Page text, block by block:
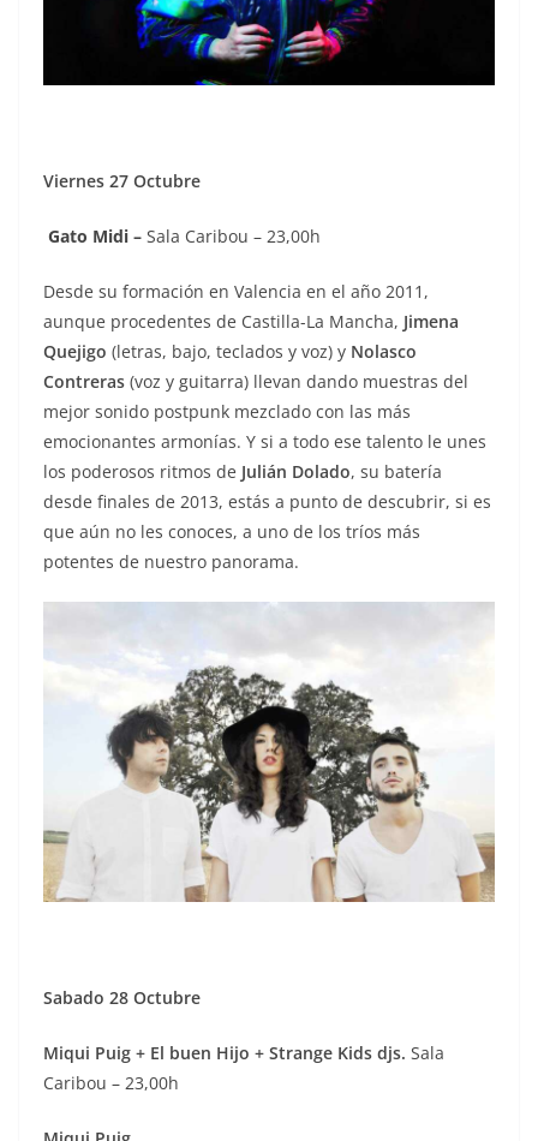
Viernes 27 Octubre
Gato Midi – Sala Caribou – 23,00h
Desde su formación en Valencia en el año 2011,
aunque procedentes de Castilla-La Mancha, Jimena
Quejigo (letras, bajo, teclados y voz) y Nolasco
Contreras (voz y guitarra) llevan dando muestras del
mejor sonido postpunk mezclado con las más
emocionantes armonías. Y si a todo ese talento le unes
los poderosos ritmos de Julián Dolado, su batería
desde finales de 2013, estás a punto de descubrir, si es
que aún no les conoces, a uno de los tríos más
potentes de nuestro panorama.
Sabado 28 Octubre
Miqui Puig + El buen Hijo + Strange Kids djs. Sala
Caribou – 23,00h